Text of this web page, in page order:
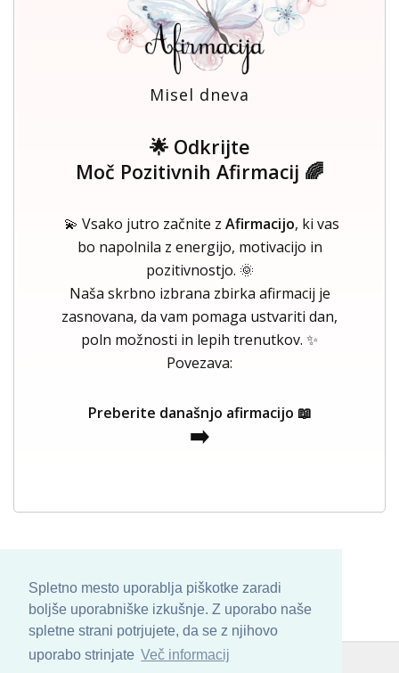
Spletno mesto uporablja piškotke zaradi
boljše uporabniške izkušnje. Z uporabo naše
spletne strani potrjujete, da se z njihovo
uporabo strinjate Več informacij
Misel dneva
🌟 Odkrijte
Moč Pozitivnih Afirmacij 🌈
💫 Vsako jutro začnite z Afirmacijo, ki vas
bo napolnila z energijo, motivacijo in
pozitivnostjo. 🌞
Naša skrbno izbrana zbirka afirmacij je
zasnovana, da vam pomaga ustvariti dan,
poln možnosti in lepih trenutkov. ✨
Povezava:
Preberite današnjo afirmacijo 📖
➡️